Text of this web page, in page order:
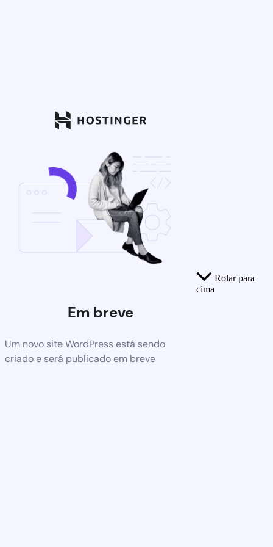
Em breve
Um novo site WordPress está sendo
criado e será publicado em breve
Rolar para
cima